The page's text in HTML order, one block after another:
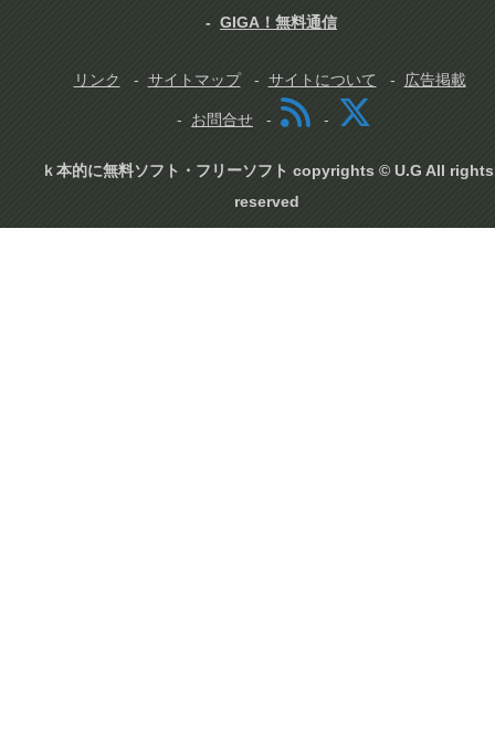
GIGA！無料通信
リンク サイトマップ サイトについて 広告掲載
お問合せ
ｋ本的に無料ソフト・フリーソフト copyrights © U.G All rights
reserved